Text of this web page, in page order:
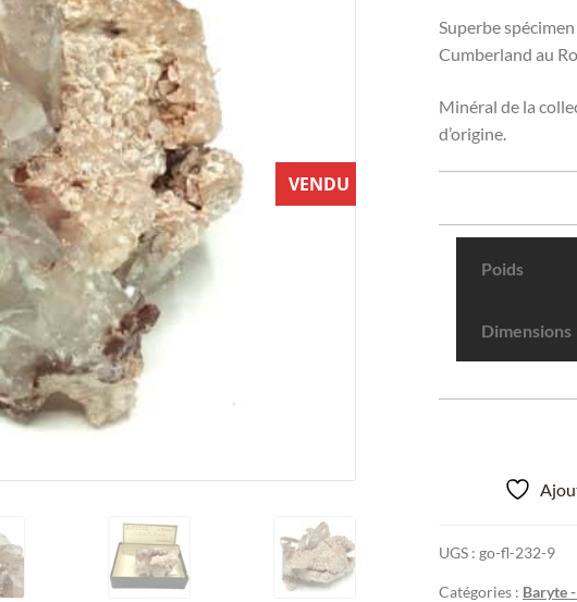
VENDU
Superbe
Cumberland au
Minéral de la
d’origine.
Poids
Dimensions
UGS : go-fl-232-9
Catégories : Baryte